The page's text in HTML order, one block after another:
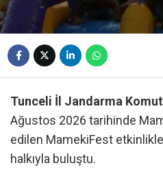
Tunceli İl Jandarma
Ağustos 2026 tarihinde
edilen MamekiFest
halkıyla buluştu.